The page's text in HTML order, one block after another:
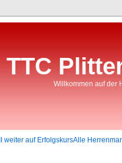
TTC
Willkommen auf der
weiter auf ErfolgskursAlle